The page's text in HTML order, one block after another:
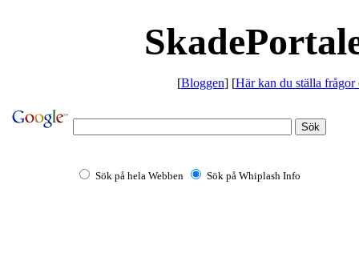
[Bloggen] [Här kan du ställa frågor
Sök på hela Webben Sök på Whiplash Info